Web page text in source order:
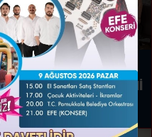
BAŞKAN ÇAVUŞOĞLU
AİLESİYLE BİRLİKTE YENİ
PARTİ’YE KATILDI